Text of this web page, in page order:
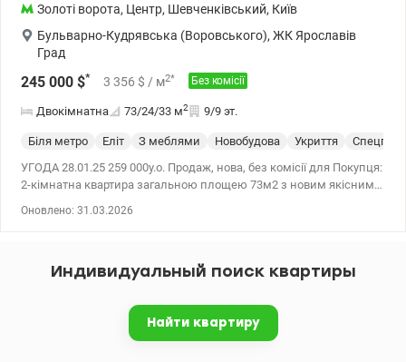
Золоті ворота, Центр, Шевченківський, Київ
Бульварно-Кудрявська (Воровського), ЖК Ярославів
Град
245 000 $* 3 356 $ / м2* Без комісії
Двокімнатна 73/24/33 м2 9/9 эт.
Біля метро Еліт З меблями Новобудова Укриття
УГОДА 28.01.25 259 000у.о. Продаж, нова, без комісії для Покупця:
2-кімнатна квартира загальною площею 73м2 з новим якісним
дзеркалом – простора кухня-вітальня з виходом у відкриту
південний захід Міста, ванна кімната, окрема спальна кімната з
гардеробною Панорамні вікна, високі стелі (Н-2,9м), гармонічні
поєднання кольорів, дизайнерських рішень, якісних меблів і
Оновлено: 31.03.2026
Индивидуальный поиск квартиры
Найти квартиру